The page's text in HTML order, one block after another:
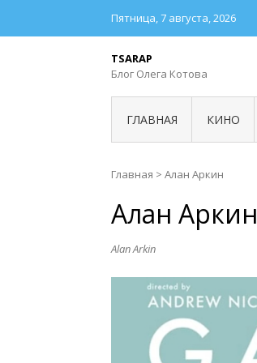
Пятница, 7 августа, 2026
TSARAP
Блог Олега Котова
ГЛАВНАЯ КИНО
Главная > Алан Аркин
Алан Аркин
Alan Arkin